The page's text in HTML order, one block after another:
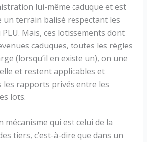
lui-même caduque et est
un terrain balisé respectant les
PLU. Mais, ces lotissements dont
caduques, toutes les règles
(lorsqu’il en existe un), on une
et restent applicables et
les rapports privés entre les
lots.
mécanisme qui est celui de la
tiers, c’est-à-dire que dans un